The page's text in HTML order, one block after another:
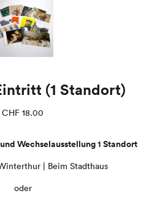
(1 Standort)
CHF 18.00
Wechselausstellung 1 Standort
| Beim Stadthaus
oder